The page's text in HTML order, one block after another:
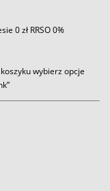
0 zł RRSO 0%
wybierz opcje